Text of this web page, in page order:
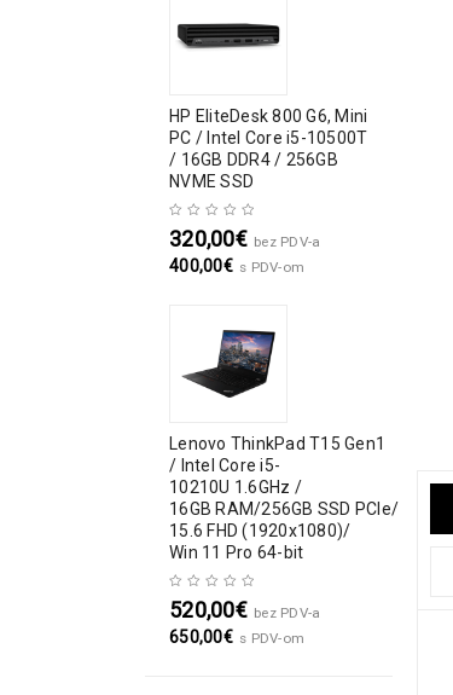
HP EliteDesk 800 G6, Mini
PC / Intel Core i5-10500T
/ 16GB DDR4 / 256GB
NVME SSD
320,00€ bez PDV-a
400,00€ s PDV-om
Lenovo ThinkPad T15 Gen1
/ Intel Core i5-
10210U 1.6GHz /
16GB RAM/256GB SSD PCIe/
15.6 FHD (1920x1080)/
Win 11 Pro 64-bit
520,00€ bez PDV-a
650,00€ s PDV-om